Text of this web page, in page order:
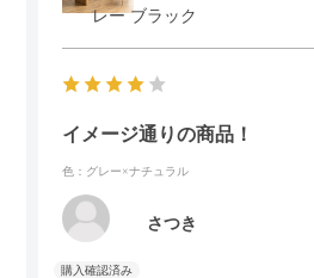
レー ブラック
イメージ通りの商品！
色：グレー×ナチュラル
さつき